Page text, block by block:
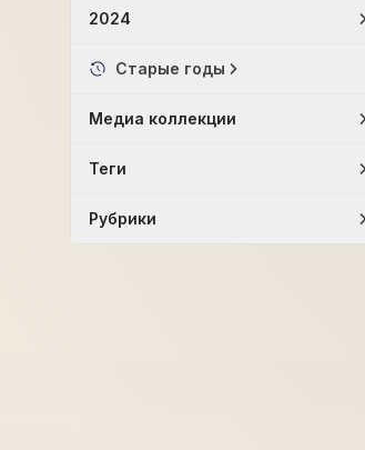
2024
Старые годы
Медиа коллекции
Теги
Рубрики